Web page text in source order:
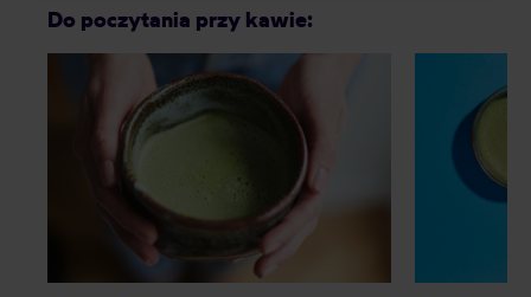
Do poczytania przy kawie: